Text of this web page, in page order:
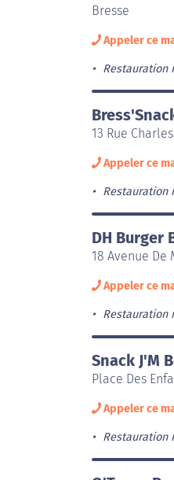
Bresse
Appeler ce
Restauration
13 Rue
Appeler ce
Restauration
DH Burger
18 Avenue De
Appeler ce
Restauration
Snack J'M
Place Des
Appeler ce
Restauration